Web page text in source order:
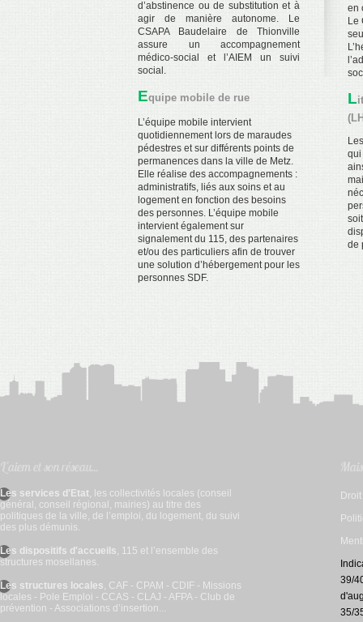
d’abstinence ou de substitution et à
agir de manière autonome. Le
CSAPA Baudelaire de Thionville
assure un accompagnement
médico-social et l’AIEM un suivi
social.
Equipe mobile de rue
L’équipe mobile intervient
quotidiennement lors de maraudes
pédestres et sur différents points de
permanences dans la ville de Metz.
Elle réalise des accompagnements :
administratifs, liés aux soins et au
logement en fonction des besoins
des personnes. L’équipe mobile
intervient également sur
signalement du 115, des partenaires
et/ou des particuliers afin de trouver
une solution d’hébergement pour les
personnes SDF.
en
Le
L
qui
de
Les services d'Etat, les collectivités locales (conseil
général, conseil régional, mairies) au titre des
politiques de la ville, de l’emploi, du logement, du suivi
des plus démunis.
Les dispositifs d'accueils, 115 et l’ensemble des
structures mosellanes.
Les structures locales, CAF - CPAM - CDIF - Missions
locales - Pole Emploi - CCAS - CLAJ - AFPA - Club de
prévention - Associations d’insertion...
39/
35/